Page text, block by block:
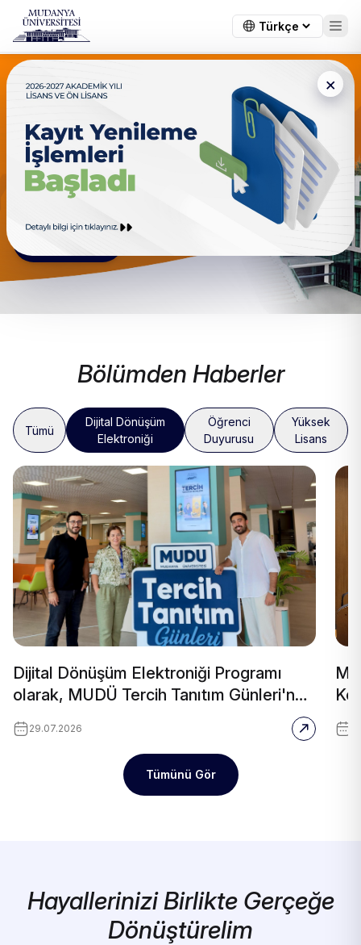
×
Dijital Dönüşüm Elektroniği
Elektronik ve Dijitalleşmenin Buluştuğu Nokta
Bölümden Haberler
Tümü
Dijital Dönüşüm
Elektroniği
Öğrenci
Duyurusu
Yüksek
Lisans
Dijital Dönüşüm Elektroniği Programı
olarak, MUDÜ Tercih Tanıtım Günleri'nde
biz de yerimizi aldık
29.07.2026
Tümünü Gör
Hayallerinizi Birlikte Gerçeğe
Dönüştürelim